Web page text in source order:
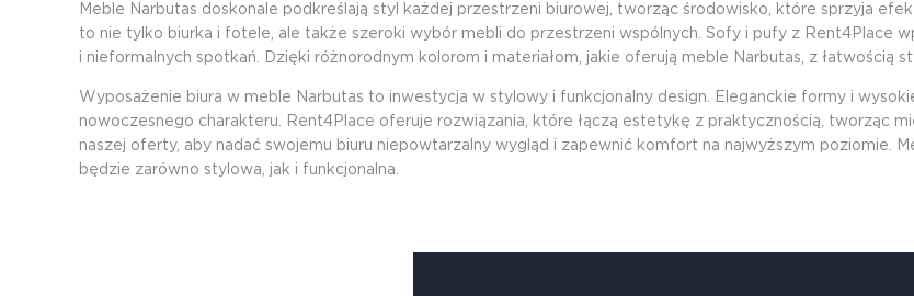
Meble Narbutas doskonale podkreślają styl każdej przestrzeni biurowej, tworząc środowisko, które sprzyja
to nie tylko biurka i fotele, ale także szeroki wybór mebli do przestrzeni wspólnych. Sofy i pufy z Rent4Place
i nieformalnych spotkań. Dzięki różnorodnym kolorom i materiałom, jakie oferują meble Narbutas, z
Wyposażenie biura w meble Narbutas to inwestycja w stylowy i funkcjonalny design. Eleganckie formy i
nowoczesnego charakteru. Rent4Place oferuje rozwiązania, które łączą estetykę z praktycznością, tworząc
naszej oferty, aby nadać swojemu biuru niepowtarzalny wygląd i zapewnić komfort na najwyższym poziomie.
będzie zarówno stylowa, jak i funkcjonalna.